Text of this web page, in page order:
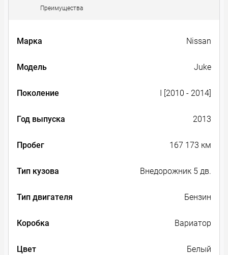
Преимущества
Марка Nissan
Модель Juke
Поколение I [2010 - 2014]
Год выпуска 2013
Пробег 167 173 км
Тип кузова Внедорожник 5 дв.
Тип двигателя Бензин
Коробка Вариатор
Цвет Белый